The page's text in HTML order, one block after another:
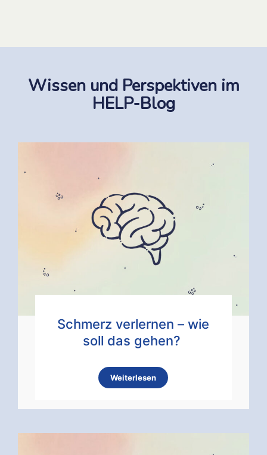
Wissen und Perspektiven im
HELP-Blog
Schmerz verlernen – wie
soll das gehen?
Weiterlesen